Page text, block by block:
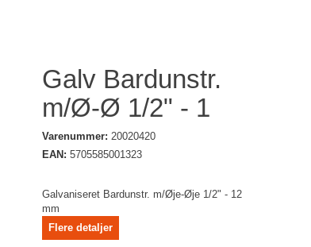
Galv Bardunstr.
m/Ø-Ø 1/2" - 1
Varenummer: 20020420
EAN: 5705585001323
Galvaniseret Bardunstr. m/Øje-Øje 1/2" - 12
mm
Flere detaljer